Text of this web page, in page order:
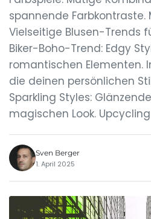
spannende Farbkontraste.
Vielseitige Blusen-Trends
Biker-Boho-Trend: Edgy
romantischen Elementen.
die deinen persönlichen
Sparkling Styles:
magischen Look.
Sven Berger
1. April 2025